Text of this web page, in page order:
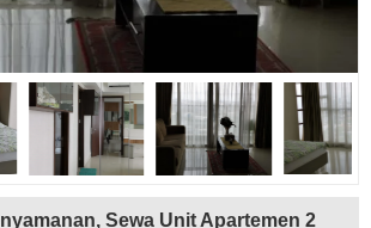
Sewa Unit Apartemen 2